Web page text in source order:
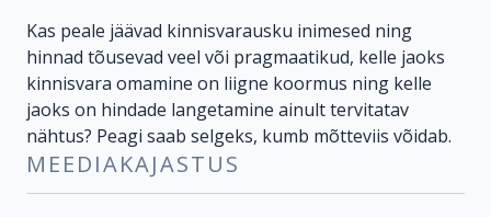
Kas peale jäävad kinnisvarausku inimesed ning
hinnad tõusevad veel või pragmaatikud, kelle jaoks
kinnisvara omamine on liigne koormus ning kelle
jaoks on hindade langetamine ainult tervitatav
nähtus? Peagi saab selgeks, kumb mõtteviis võidab.
MEEDIAKAJASTUS